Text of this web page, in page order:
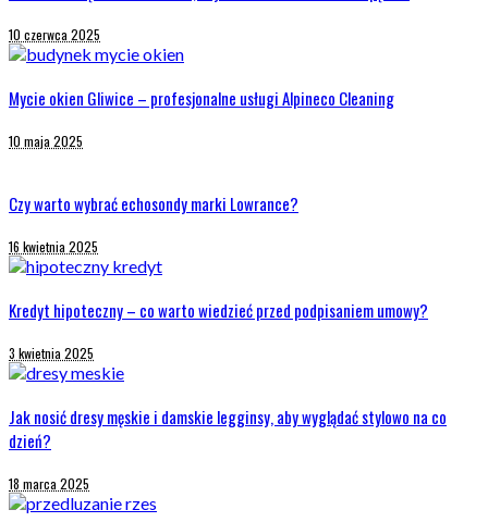
10 czerwca 2025
Mycie okien Gliwice – profesjonalne usługi Alpineco Cleaning
10 maja 2025
Czy warto wybrać echosondy marki Lowrance?
16 kwietnia 2025
Kredyt hipoteczny – co warto wiedzieć przed podpisaniem umowy?
3 kwietnia 2025
Jak nosić dresy męskie i damskie legginsy, aby wyglądać stylowo na co
dzień?
18 marca 2025